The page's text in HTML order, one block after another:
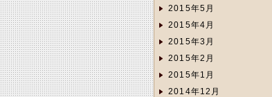
2015年5月
2015年4月
2015年3月
2015年2月
2015年1月
2014年12月